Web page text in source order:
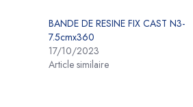
BANDE DE RESINE FIX CAST N3-
7.5cmx360
17/10/2023
Article similaire